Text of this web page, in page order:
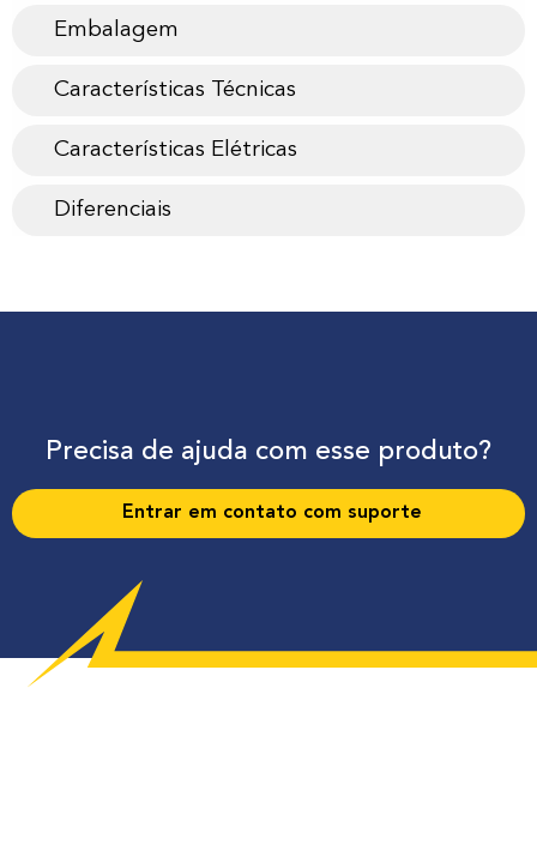
Embalagem
Características Técnicas
Características Elétricas
Diferenciais
Precisa de ajuda com esse produto?
Entrar em contato com suporte